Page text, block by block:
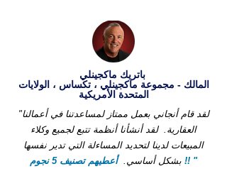
باتريك ماكجينلي
المالك - مجموعة ماكجينلي ، تكساس ، الولايات
المتحدة الأمريكية
"لقد قام أنجاني بعمل ممتاز لمساعدتنا في أعمالنا
العقارية. لقد أنشأنا أنظمة تتبع لجميع وكلاء
المبيعات لدينا لتحديد المساءلة التي تدير نفسها
بشكل أساسي. أعطيهم تصنيف 5 نجوم !! "